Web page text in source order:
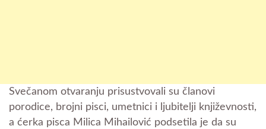
Svečanom otvaranju prisustvovali su članovi
porodice, brojni pisci, umetnici i ljubitelji književnosti,
a ćerka pisca Milica Mihailović podsetila je da su